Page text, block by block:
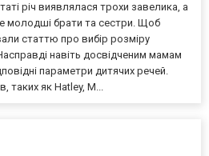
річ виявлялася трохи завелика, а
молодші брати та сестри. Щоб
статтю про вибір розміру
навіть досвідченим мамам
параметри дитячих речей.
таких як Hatley, M...